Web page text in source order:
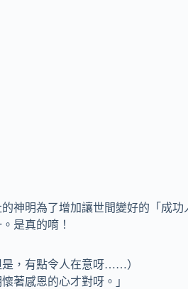
神明為了增加讓世間變好的「成
是真的唷！
是，有點令人在意呀……）
著感恩的心才對呀。」